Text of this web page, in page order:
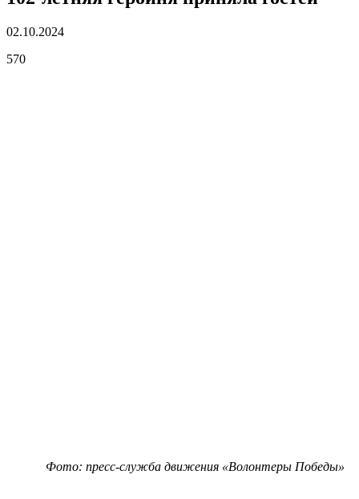
02.10.2024
570
Фото: пресс-служба движения «Волонтеры Победы»